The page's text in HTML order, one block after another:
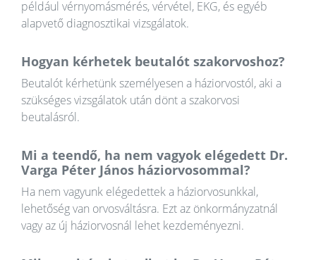
például vérnyomásmérés, vérvétel, EKG, és egyéb
alapvető diagnosztikai vizsgálatok.
Hogyan kérhetek beutalót szakorvoshoz?
Beutalót kérhetünk személyesen a háziorvostól, aki a
szükséges vizsgálatok után dönt a szakorvosi
beutalásról.
Mi a teendő, ha nem vagyok elégedett Dr.
Varga Péter János háziorvosommal?
Ha nem vagyunk elégedettek a háziorvosunkkal,
lehetőség van orvosváltásra. Ezt az önkormányzatnál
vagy az új háziorvosnál lehet kezdeményezni.